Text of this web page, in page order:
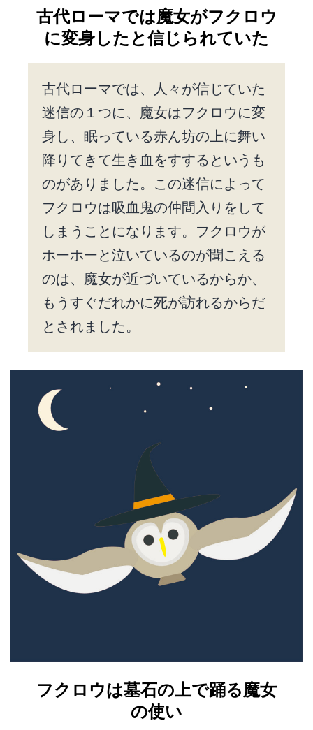
古代ローマでは魔女がフクロウ
に変身したと信じられていた
古代ローマでは、人々が信じていた
迷信の１つに、魔女はフクロウに変
身し、眠っている赤ん坊の上に舞い
降りてきて生き血をすするというも
のがありました。この迷信によって
フクロウは吸血鬼の仲間入りをして
しまうことになります。フクロウが
ホーホーと泣いているのが聞こえる
のは、魔女が近づいているからか、
もうすぐだれかに死が訪れるからだ
とされました。
フクロウは墓石の上で踊る魔女
の使い